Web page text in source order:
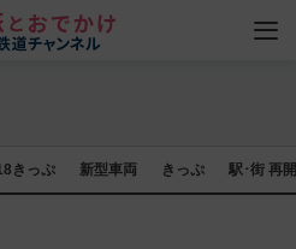
きっぷ 新型車両 きっぷ 駅･街 再